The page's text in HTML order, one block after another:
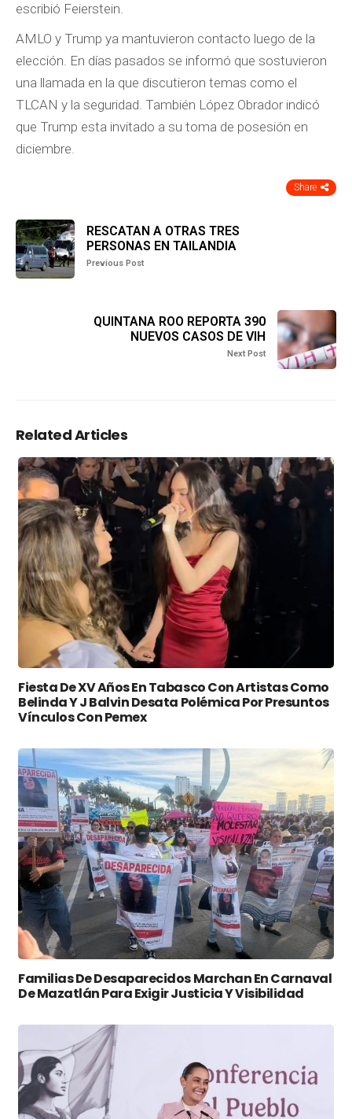
escribió Feierstein.
AMLO y Trump ya mantuvieron contacto luego de la
elección. En días pasados se informó que sostuvieron
una llamada en la que discutieron temas como el
TLCAN y la seguridad. También López Obrador indicó
que Trump esta invitado a su toma de posesión en
diciembre.
Share
RESCATAN A OTRAS TRES
PERSONAS EN TAILANDIA
Previous Post
QUINTANA ROO REPORTA 390
NUEVOS CASOS DE VIH
Next Post
Related Articles
Fiesta De XV Años En Tabasco Con Artistas Como
Belinda Y J Balvin Desata Polémica Por Presuntos
Vínculos Con Pemex
Familias De Desaparecidos Marchan En Carnaval
De Mazatlán Para Exigir Justicia Y Visibilidad